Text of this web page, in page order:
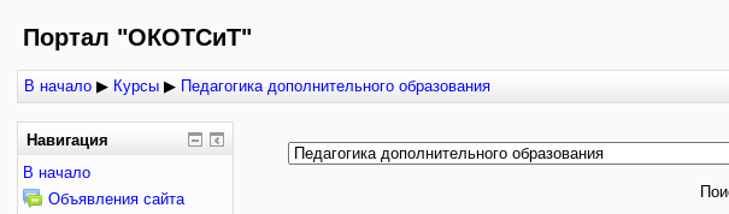
Портал "ОКОТСиТ"
В начало ▶ Курсы ▶ Педагогика дополнительного образования
Навигация
В начало
Объявления сайта